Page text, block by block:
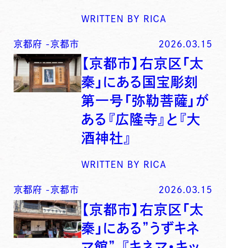
WRITTEN BY RICA
京都府 -京都市 2026.03.15
【京都市】右京区「太
秦」にある国宝彫刻
第一号「弥勒菩薩」が
ある『広隆寺』と『大
酒神社』
WRITTEN BY RICA
京都府 -京都市 2026.03.15
【京都市】右京区「太
秦」にある”うずキネ